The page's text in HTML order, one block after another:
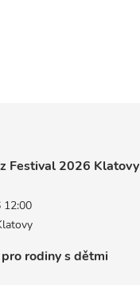
Festival 2026 Klatovy
12:00
rodiny s dětmi